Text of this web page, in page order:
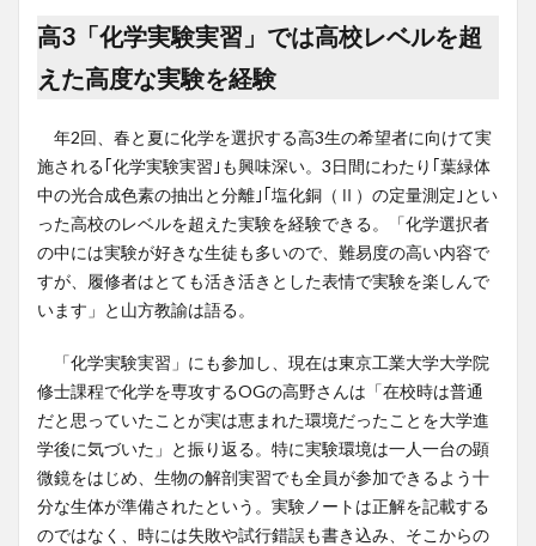
高3「化学実験実習」では高校レベルを超
えた高度な実験を経験
年2回、春と夏に化学を選択する高3生の希望者に向けて実
施される｢化学実験実習｣も興味深い。3日間にわたり｢葉緑体
中の光合成色素の抽出と分離｣｢塩化銅（Ⅱ）の定量測定｣とい
った高校のレベルを超えた実験を経験できる。「化学選択者
の中には実験が好きな生徒も多いので、難易度の高い内容で
すが、履修者はとても活き活きとした表情で実験を楽しんで
います」と山方教諭は語る。
「化学実験実習」にも参加し、現在は東京工業大学大学院
修士課程で化学を専攻するOGの高野さんは「在校時は普通
だと思っていたことが実は恵まれた環境だったことを大学進
学後に気づいた」と振り返る。特に実験環境は一人一台の顕
微鏡をはじめ、生物の解剖実習でも全員が参加できるよう十
分な生体が準備されたという。実験ノートは正解を記載する
のではなく、時には失敗や試行錯誤も書き込み、そこからの